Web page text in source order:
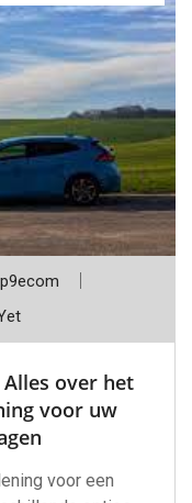
over het
voor uw
voor een